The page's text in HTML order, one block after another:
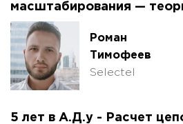
масштабирования —
Роман
Тимофеев
Selectel
5 лет в А.Д.у - Расчет